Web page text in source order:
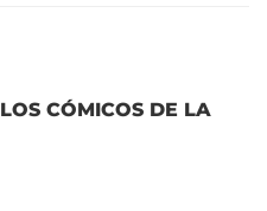
CÓMICOS DE LA